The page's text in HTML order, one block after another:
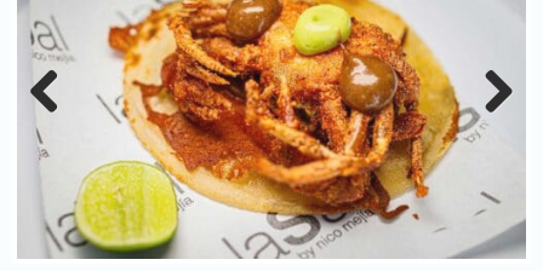
Previous Next